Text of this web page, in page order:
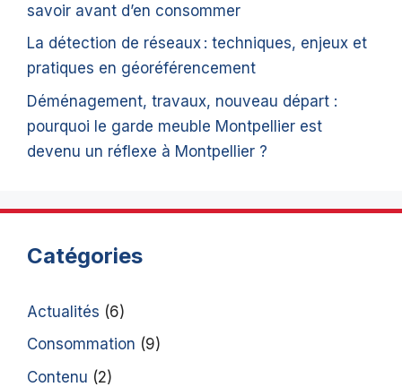
savoir avant d’en consommer
La détection de réseaux : techniques, enjeux et
pratiques en géoréférencement
Déménagement, travaux, nouveau départ :
pourquoi le garde meuble Montpellier est
devenu un réflexe à Montpellier ?
Catégories
Actualités (6)
Consommation (9)
Contenu (2)